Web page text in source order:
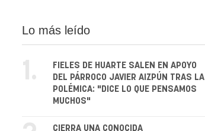
Lo más leído
1.
FIELES DE HUARTE SALEN EN APOYO
DEL PÁRROCO JAVIER AIZPÚN TRAS LA
POLÉMICA: "DICE LO QUE PENSAMOS
MUCHOS"
CIERRA UNA CONOCIDA